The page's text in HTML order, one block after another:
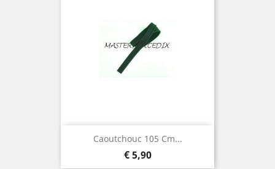
Caoutchouc 105 Cm...
Prijs
€ 5,90